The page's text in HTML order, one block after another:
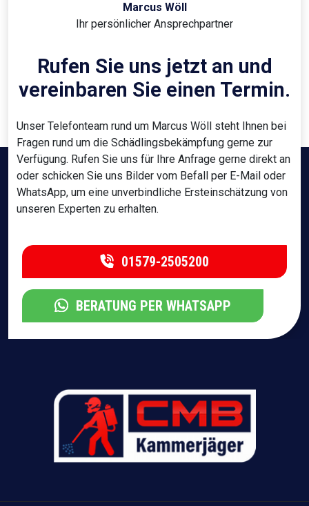
Marcus Wöll
Ihr persönlicher Ansprechpartner
Rufen Sie uns jetzt an und
vereinbaren Sie einen Termin.
Unser Telefonteam rund um Marcus Wöll steht Ihnen bei
Fragen rund um die Schädlingsbekämpfung gerne zur
Verfügung. Rufen Sie uns für Ihre Anfrage gerne direkt an
oder schicken Sie uns Bilder vom Befall per E-Mail oder
WhatsApp, um eine unverbindliche Ersteinschätzung von
unseren Experten zu erhalten.
01579-2505200
BERATUNG PER WHATSAPP